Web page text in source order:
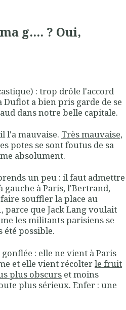
g.... ? Oui,
: trop drôle l'accord
Duflot a bien pris garde de se
dans notre belle capitale.
l'a mauvaise. Très mauvaise,
potes se sont foutus de sa
absolument.
un peu : il faut admettre
à Paris, l'Bertrand,
souffler la place au
parce que Jack Lang voulait
les militants parisiens se
été possible.
: elle ne vient à Paris
et elle vient récolterle fruit
plus obscurs et moins
plus sérieux. Enfer : une